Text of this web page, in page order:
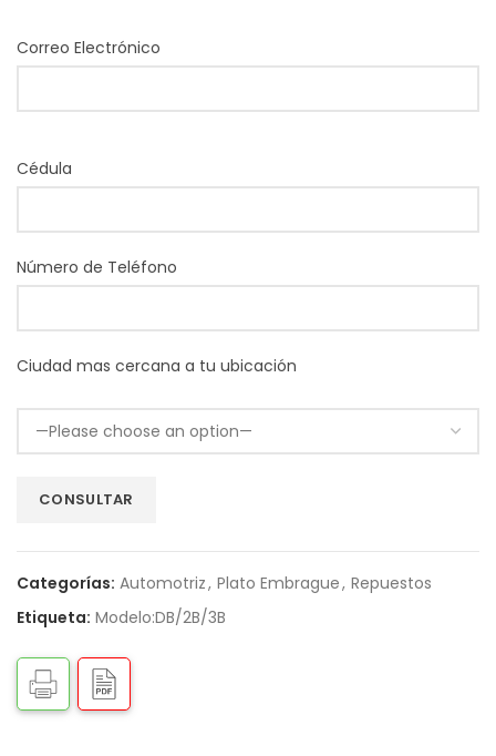
Correo Electrónico
Cédula
Número de Teléfono
Ciudad mas cercana a tu ubicación
Categorías: Automotriz, Plato Embrague, Repuestos
Etiqueta: Modelo:DB/2B/3B